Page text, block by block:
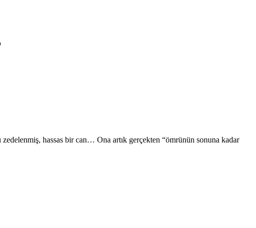
hassas bir can… Ona artık gerçekten “ömrünün sonuna kadar